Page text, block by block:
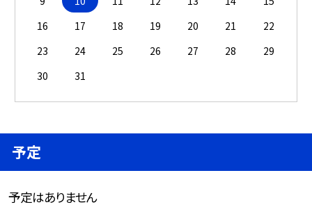
16
17 18 19 20 21
22
23
24 25 26 27 28
29
30
31
予定
予定はありません